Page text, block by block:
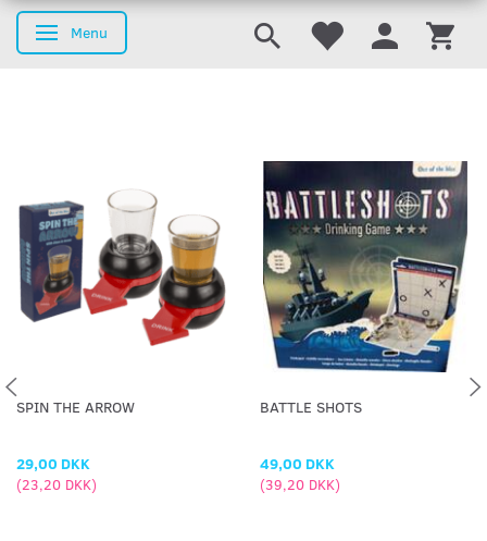
Skifte navigation
Menu
SPIN THE ARROW
29,00 DKK
(23,20 DKK)
BATTLE SHOTS
49,00 DKK
(39,20 DKK)